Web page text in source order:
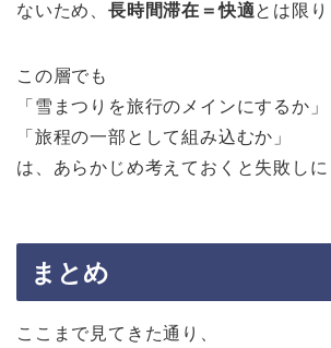
ないため、 長時間滞在＝快適とは限り
この層でも
「雪まつりを旅行のメインにするか」
「旅程の一部として組み込むか」
は、あらかじめ考えておくと失敗しに
まとめ
ここまで見てきた通り、